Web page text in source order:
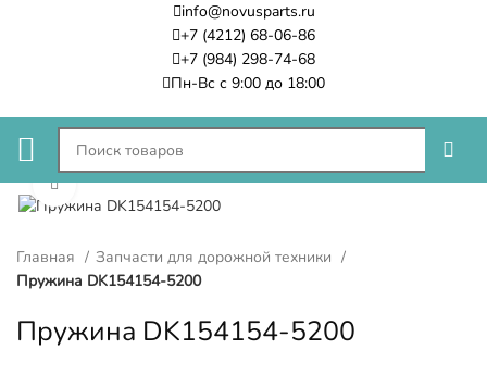
info@novusparts.ru
+7 (4212) 68-06-86
+7 (984) 298-74-68
Пн-Вс с 9:00 до 18:00
Нажмите, чтобы увеличить
Главная
Запчасти для дорожной техники
Пружина DK154154-5200
Пружина DK154154-5200